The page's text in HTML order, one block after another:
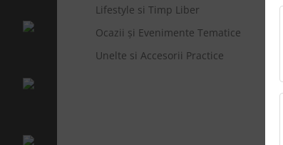
Lifestyle si Timp Liber
Ocazii și Evenimente Tematice
Unelte si Accesorii Practice